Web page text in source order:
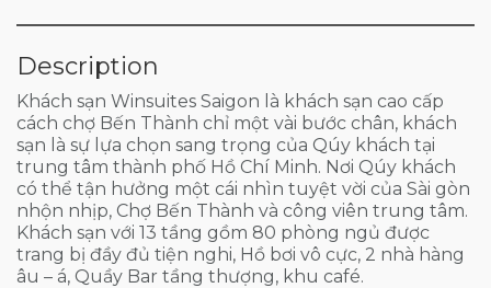
Description
Khách sạn Winsuites Saigon là khách sạn cao cấp
cách chợ Bến Thành chỉ một vài bước chân, khách
sạn là sự lựa chọn sang trọng của Qúy khách tại
trung tâm thành phố Hồ Chí Minh. Nơi Qúy khách
có thể tận hưởng một cái nhìn tuyệt vời của Sài gòn
nhộn nhịp, Chợ Bến Thành và công viên trung tâm.
Khách sạn với 13 tầng gồm 80 phòng ngủ được
trang bị đầy đủ tiện nghi, Hồ bơi vô cực, 2 nhà hàng
âu – á, Quầy Bar tầng thượng, khu café.